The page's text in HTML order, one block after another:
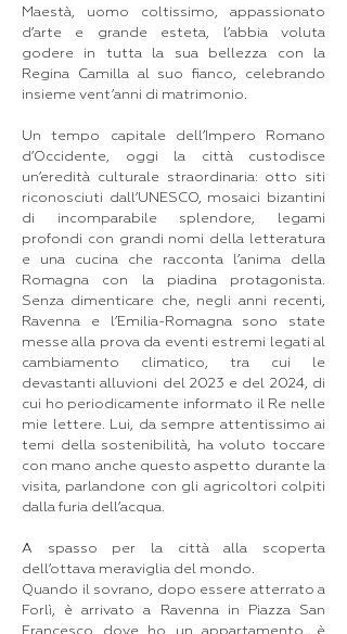
Maestà, uomo coltissimo, appassionato
d’arte e grande esteta, l’abbia voluta
godere in tutta la sua bellezza con la
Regina Camilla al suo fianco, celebrando
insieme vent’anni di matrimonio.
Un tempo capitale dell’Impero Romano
d’Occidente, oggi la città custodisce
un’eredità culturale straordinaria: otto siti
riconosciuti dall’UNESCO, mosaici bizantini
di incomparabile splendore, legami
profondi con grandi nomi della letteratura
e una cucina che racconta l’anima della
Romagna con la piadina protagonista.
Senza dimenticare che, negli anni recenti,
Ravenna e l’Emilia-Romagna sono state
messe alla prova da eventi estremi legati al
cambiamento climatico, tra cui le
devastanti alluvioni del 2023 e del 2024, di
cui ho periodicamente informato il Re nelle
mie lettere. Lui, da sempre attentissimo ai
temi della sostenibilità, ha voluto toccare
con mano anche questo aspetto durante la
visita, parlandone con gli agricoltori colpiti
dalla furia dell’acqua.
A spasso per la città alla scoperta
dell’ottava meraviglia del mondo.
Quando il sovrano, dopo essere atterrato a
Forlì, è arrivato a Ravenna in Piazza San